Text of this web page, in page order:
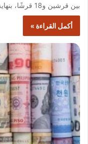
بين قرشين و18 قرشًا، بنهاية تعاملات اليوم الخميس 4…
أكمل القراءة »